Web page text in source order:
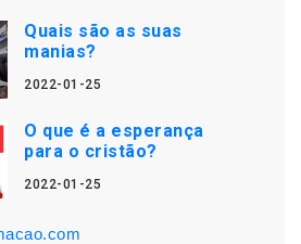
Quais são as suas
manias?
2022-01-25
O que é a esperança
para o cristão?
2022-01-25